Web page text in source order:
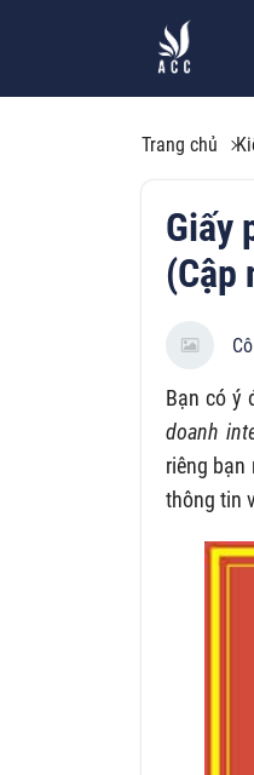
Trang chủ
Giấy
(Cập
Bạn có ý
doanh
riêng bạn
thông tin